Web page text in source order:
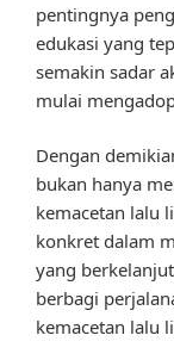
pentingnya
edukasi yang
semakin sadar
mulai
Dengan
bukan hanya
kemacetan lalu
konkret dalam
yang
berbagi
kemacetan lalu